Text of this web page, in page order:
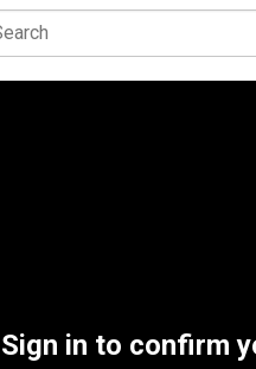
Sign in to confirm